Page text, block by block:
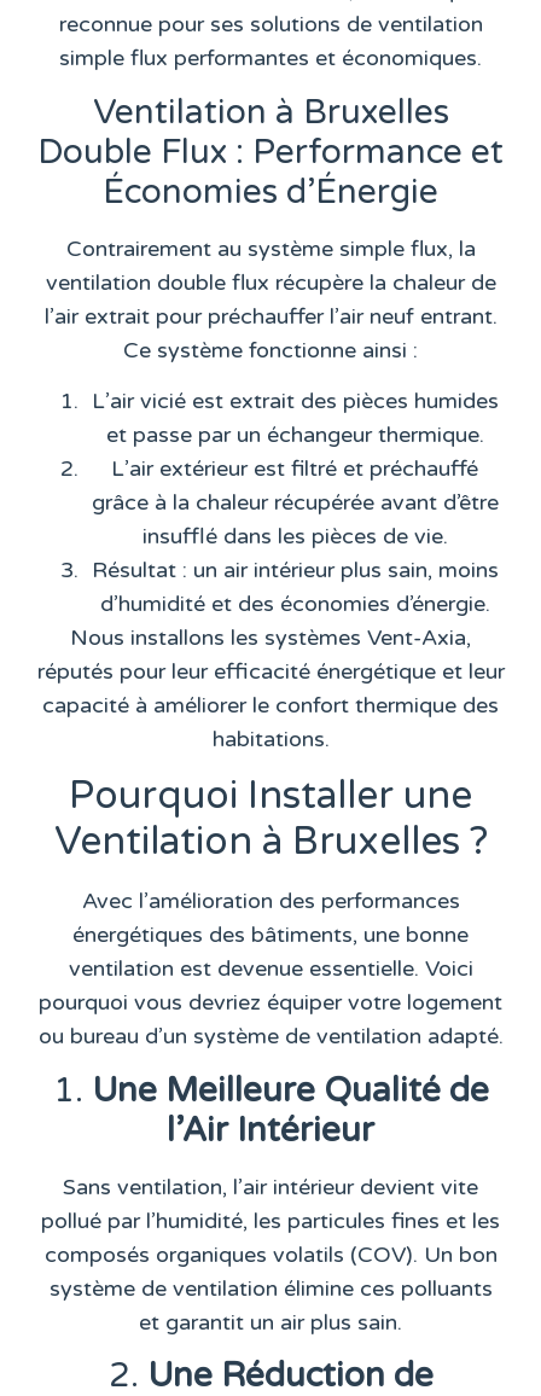
reconnue pour ses solutions de ventilation
simple flux performantes et économiques.
Ventilation à Bruxelles
Double Flux : Performance et
Économies d’Énergie
Contrairement au système simple flux, la
ventilation double flux récupère la chaleur de
l’air extrait pour préchauffer l’air neuf entrant.
Ce système fonctionne ainsi :
L’air vicié est extrait des pièces humides
et passe par un échangeur thermique.
L’air extérieur est filtré et préchauffé
grâce à la chaleur récupérée avant d’être
insufflé dans les pièces de vie.
Résultat : un air intérieur plus sain, moins
d’humidité et des économies d’énergie.
Nous installons les systèmes Vent-Axia,
réputés pour leur efficacité énergétique et leur
capacité à améliorer le confort thermique des
habitations.
Pourquoi Installer une
Ventilation à Bruxelles ?
Avec l’amélioration des performances
énergétiques des bâtiments, une bonne
ventilation est devenue essentielle. Voici
pourquoi vous devriez équiper votre logement
ou bureau d’un système de ventilation adapté.
1. Une Meilleure Qualité de
l’Air Intérieur
Sans ventilation, l’air intérieur devient vite
pollué par l’humidité, les particules fines et les
composés organiques volatils (COV). Un bon
système de ventilation élimine ces polluants
et garantit un air plus sain.
2. Une Réduction de